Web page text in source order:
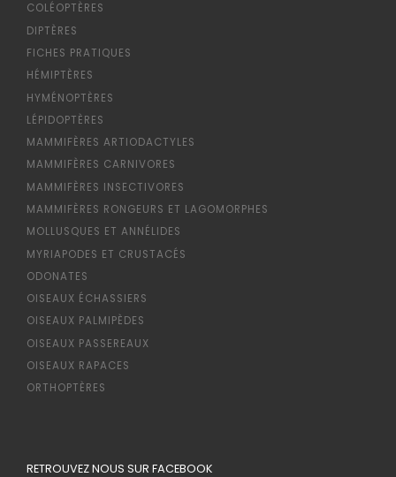
COLÉOPTÈRES
DIPTÈRES
FICHES PRATIQUES
HÉMIPTÈRES
HYMÉNOPTÈRES
LÉPIDOPTÈRES
MAMMIFÈRES ARTIODACTYLES
MAMMIFÈRES CARNIVORES
MAMMIFÈRES INSECTIVORES
MAMMIFÈRES RONGEURS ET LAGOMORPHES
MOLLUSQUES ET ANNÉLIDES
MYRIAPODES ET CRUSTACÉS
ODONATES
OISEAUX ÉCHASSIERS
OISEAUX PALMIPÈDES
OISEAUX PASSEREAUX
OISEAUX RAPACES
ORTHOPTÈRES
RETROUVEZ NOUS SUR FACEBOOK